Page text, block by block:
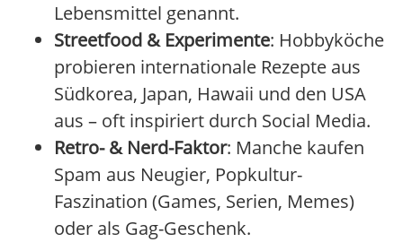
Lebensmittel genannt.
Streetfood & Experimente: Hobbyköche
probieren internationale Rezepte aus
Südkorea, Japan, Hawaii und den USA
aus – oft inspiriert durch Social Media.
Retro- & Nerd-Faktor: Manche kaufen
Spam aus Neugier, Popkultur-
Faszination (Games, Serien, Memes)
oder als Gag-Geschenk.